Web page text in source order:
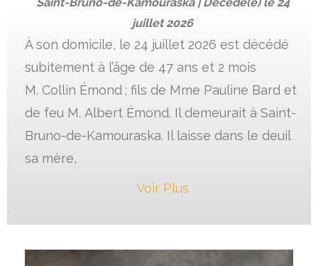
juillet 2026
À son domicile, le 24 juillet 2026 est décédé
subitement à l’âge de 47 ans et 2 mois
M. Collin Émond ; fils de Mme Pauline Bard et
de feu M. Albert Émond. Il demeurait à Saint-
Bruno-de-Kamouraska. Il laisse dans le deuil
sa mère,
Voir Plus